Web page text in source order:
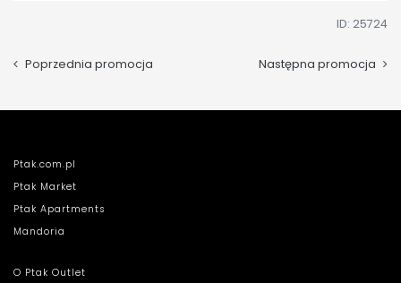
ID: 25724
Poprzednia promocja Następna promocja
Ptak.com.pl
Ptak Market
Ptak Apartments
Mandoria
O Ptak Outlet